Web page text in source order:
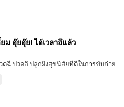
อุ๊ยอุ๊ย! ได้เวลาอึแล้ว
ดฉี่ ปวดอึ ปลูกฝังสุขนิสัยที่ดีในการขับถ่าย